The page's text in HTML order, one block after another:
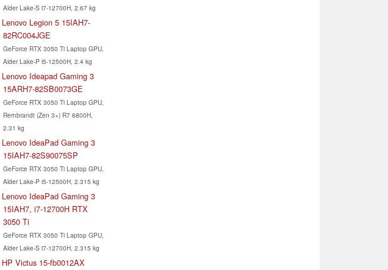
Alder Lake-S i7-12700H, 2.67 kg
Lenovo Legion 5 15IAH7-
82RC004JGE
GeForce RTX 3050 Ti Laptop GPU,
Alder Lake-P i5-12500H, 2.4 kg
Lenovo Ideapad Gaming 3
15ARH7-82SB0073GE
GeForce RTX 3050 Ti Laptop GPU,
Rembrandt (Zen 3+) R7 6800H,
2.31 kg
Lenovo IdeaPad Gaming 3
15IAH7-82S90075SP
GeForce RTX 3050 Ti Laptop GPU,
Alder Lake-P i5-12500H, 2.315 kg
Lenovo IdeaPad Gaming 3
15IAH7, i7-12700H RTX
3050 Ti
GeForce RTX 3050 Ti Laptop GPU,
Alder Lake-S i7-12700H, 2.315 kg
HP Victus 15-fb0012AX